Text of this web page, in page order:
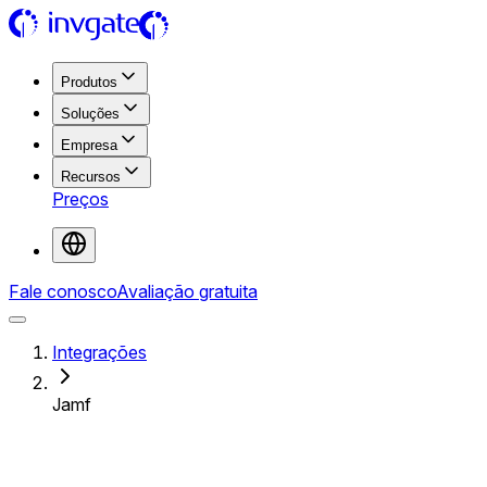
Produtos
Soluções
Empresa
Recursos
Preços
Fale conoscoAvaliação gratuita
Integrações
Jamf